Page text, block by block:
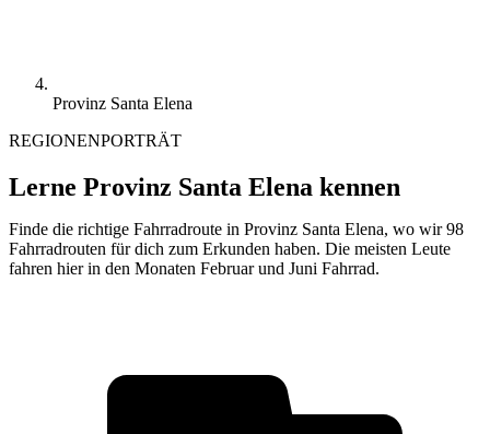
Provinz Santa Elena
REGIONENPORTRÄT
Lerne Provinz Santa Elena kennen
Finde die richtige Fahrradroute in Provinz Santa Elena, wo wir 98
Fahrradrouten für dich zum Erkunden haben. Die meisten Leute
fahren hier in den Monaten Februar und Juni Fahrrad.